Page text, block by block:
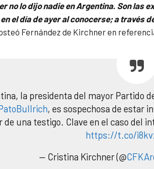
no lo dijo nadie en Argentina. Son las
el día de ayer al conocerse; a través
Fernández de Kirchner en
la presidenta del mayor Partido
, es sospechosa de estar
de una testigo. Clave en el caso del
https://t.co/
— Cristina Kirchner (@